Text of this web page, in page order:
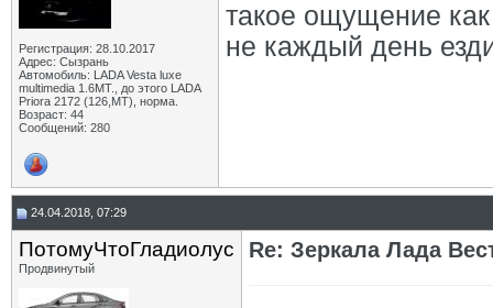
Регистрация: 28.10.2017
Адрес: Сызрань
Автомобиль: LADA Vesta luxe
multimedia 1.6MT., до этого LADA
Priora 2172 (126,MT), норма.
Возраст: 44
Сообщений: 280
такое ощущение
не каждый день
24.04.2018, 07:29
ПотомуЧтоГладиолус
Продвинутый
Re: Зеркала Лада